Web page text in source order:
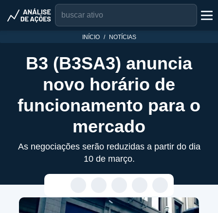
INÍCIO NOTÍCIAS
B3 (B3SA3) anuncia
novo horário de
funcionamento para o
mercado
As negociações serão reduzidas a partir do dia
10 de março.